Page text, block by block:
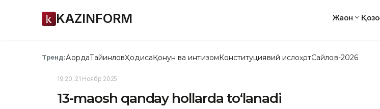
KAZINFORM Жаҳон
Тренд:АқордаТайинловҲодисаҚонун ва интизомКонституциявий ислоҳотСайлов-2026
19:20, 21 Ноябр 2025
13-maosh qanday hollarda to‘lanadi